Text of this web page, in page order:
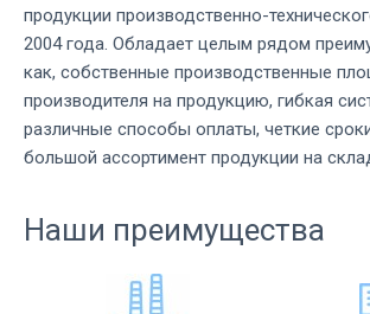
продукции производственно-
2004 года. Обладает целым рядом
как, собственные производственные
производителя на продукцию, гибкая
различные способы оплаты, четкие
большой ассортимент продукции на
Наши преимущества